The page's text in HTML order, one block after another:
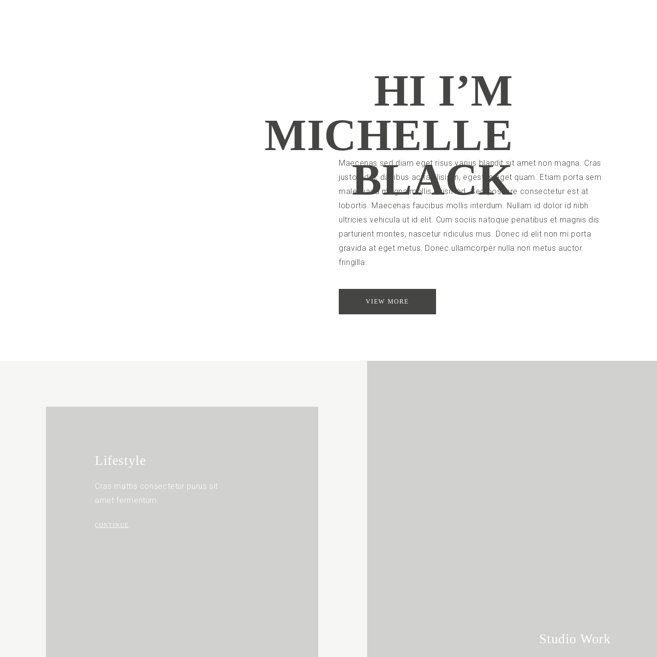
HI I’M
MICHELLE
BLACK
Maecenas sed diam eget risus varius blandit sit amet non magna. Cras
justo odio, dapibus ac facilisis in, egestas eget quam. Etiam porta sem
malesuada magna mollis euismod. Sed posuere consectetur est at
lobortis. Maecenas faucibus mollis interdum. Nullam id dolor id nibh
ultricies vehicula ut id elit. Cum sociis natoque penatibus et magnis dis
parturient montes, nascetur ridiculus mus. Donec id elit non mi porta
gravida at eget metus. Donec ullamcorper nulla non metus auctor
fringilla.
VIEW MORE
Lifestyle
Cras mattis consectetur purus sit
amet fermentum.
CONTINUE
Studio Work